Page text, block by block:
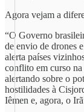
Agora vejam a
“O Governo
de envio de drones
alerta países
conflito em curso
alertando sobre o
hostilidades à
Iêmen e, agora, o